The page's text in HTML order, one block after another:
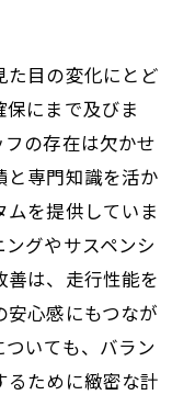
目の変化にとど
にまで及びま
の存在は欠かせ
と専門知識を活か
を提供していま
グやサスペンシ
は、走行性能を
心感にもつなが
いても、バラン
るために緻密な計